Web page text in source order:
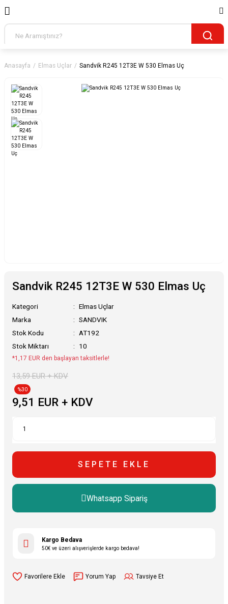
Anasayfa Elmas Uçlar Sandvik R245 12T3E W 530 Elmas Uç
Sandvik R245 12T3E W 530 Elmas Uç
Kategori
Elmas Uçlar
Marka
SANDVIK
Stok Kodu
AT192
Stok Miktarı
10
*1,17 EUR den başlayan taksitlerle!
13,59 EUR + KDV
%30
9,51 EUR + KDV
SEPETE EKLE
Whatsapp Sipariş
Kargo Bedava
50€ ve üzeri alışverişlerde kargo bedava!
Yorum Yap Tavsiye Et